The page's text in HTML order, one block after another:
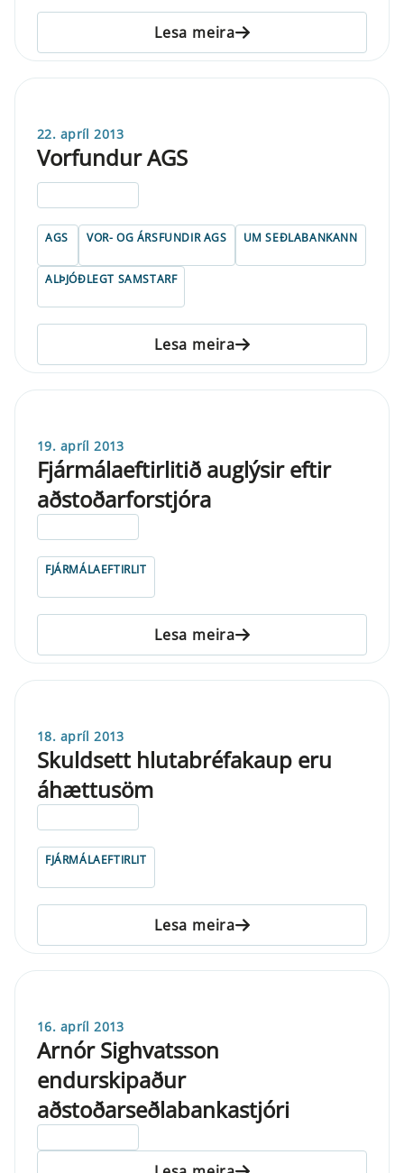
Lesa meira
22. apríl 2013
Vorfundur AGS
AGS VOR- OG ÁRSFUNDIR AGS UM SEÐLABANKANN
ALÞJÓÐLEGT SAMSTARF
Lesa meira
19. apríl 2013
Fjármálaeftirlitið auglýsir eftir
aðstoðarforstjóra
FJÁRMÁLAEFTIRLIT
Lesa meira
18. apríl 2013
Skuldsett hlutabréfakaup eru
áhættusöm
FJÁRMÁLAEFTIRLIT
Lesa meira
16. apríl 2013
Arnór Sighvatsson
endurskipaður
aðstoðarseðlabankastjóri